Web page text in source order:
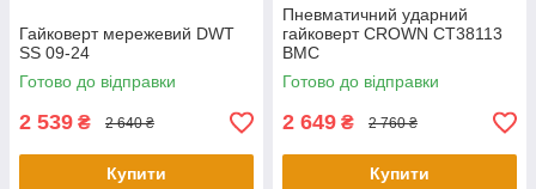
Гайковерт мережевий DWT
SS 09-24
Готово до відправки
2 539 ₴ 2 640 ₴
Купити
Пневматичний ударний
гайковерт CROWN CT38113
BMC
Готово до відправки
2 649 ₴ 2 760 ₴
Купити